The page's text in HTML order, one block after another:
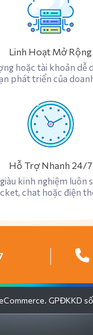
Linh Hoạt Mở Rộng
hoặc tài khoản dễ
phát triển của
Hỗ Trợ Nhanh 24/7
kinh nghiệm luôn
chat hoặc điện
GPĐKKD